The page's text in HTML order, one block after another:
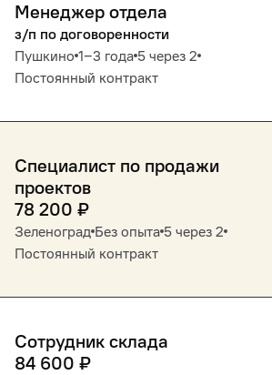
Менеджер отдела
з/п по договоренности
Пушкино 1‒3 года 5 через 2
Постоянный контракт
Специалист по продажи
проектов
78 200 ₽
Зеленоград Без опыта 5 через 2
Постоянный контракт
Сотрудник склада
84 600 ₽